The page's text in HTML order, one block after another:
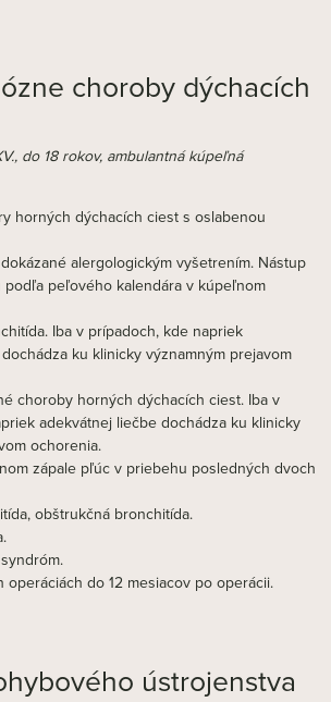
choroby dýchacích
do 18 rokov, ambulantná kúpeľná
horných dýchacích ciest s oslabenou
alergologickým vyšetrením. Nástup
peľového kalendára v kúpeľnom
Iba v prípadoch, kde napriek
ku klinicky významným prejavom
choroby horných dýchacích ciest. Iba v
adekvátnej liečbe dochádza ku klinicky
ochorenia.
zápale pľúc v priebehu posledných dvoch
obštrukčná bronchitída.
operáciách do 12 mesiacov po operácii.
ústrojenstva